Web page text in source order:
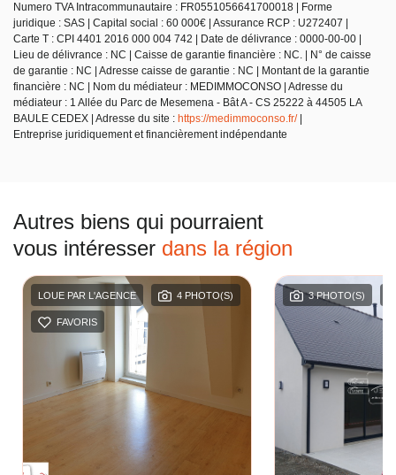
Numero TVA Intracommunautaire : FR0551056641700018 | Forme
juridique : SAS | Capital social : 60 000€ | Assurance RCP : U272407 |
Carte T : CPI 4401 2016 000 004 742 | Date de délivrance : 0000-00-00 |
Lieu de délivrance : NC | Caisse de garantie financière : NC. | N° de caisse
de garantie : NC | Adresse caisse de garantie : NC | Montant de la garantie
financière : NC | Nom du médiateur : MEDIMMOCONSO | Adresse du
médiateur : 1 Allée du Parc de Mesemena - Bât A - CS 25222 à 44505 LA
BAULE CEDEX | Adresse du site : https://medimmoconso.fr/|
Entreprise juridiquement et financièrement indépendante
Autres biens qui pourraient
vous intéresser dans la région
LOUE PAR L'AGENCE 4 PHOTO(S)
FAVORIS
3 PHOTO(S)